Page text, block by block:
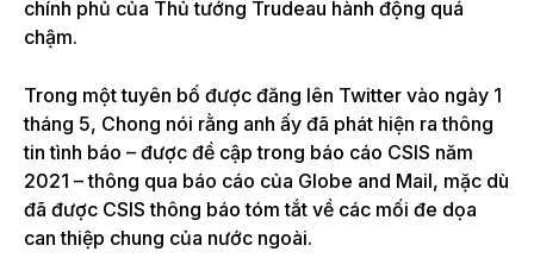
chính phủ của Thủ tướng Trudeau hành động quá
chậm.
Trong một tuyên bố được đăng lên Twitter vào ngày 1
tháng 5, Chong nói rằng anh ấy đã phát hiện ra thông
tin tình báo – được đề cập trong báo cáo CSIS năm
2021 – thông qua báo cáo của Globe and Mail, mặc dù
đã được CSIS thông báo tóm tắt về các mối đe dọa
can thiệp chung của nước ngoài.